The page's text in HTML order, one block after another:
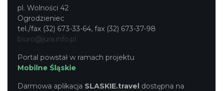
pl. Wolności 42
Ogrodzieniec
tel./fax (32) 673-33-64, fax (32) 673-37-98
biuro@jura.info.pl
Portal powstał w ramach projektu
Mobilne Śląskie
Darmowa aplikacja SLASKIE.travel dostępna na